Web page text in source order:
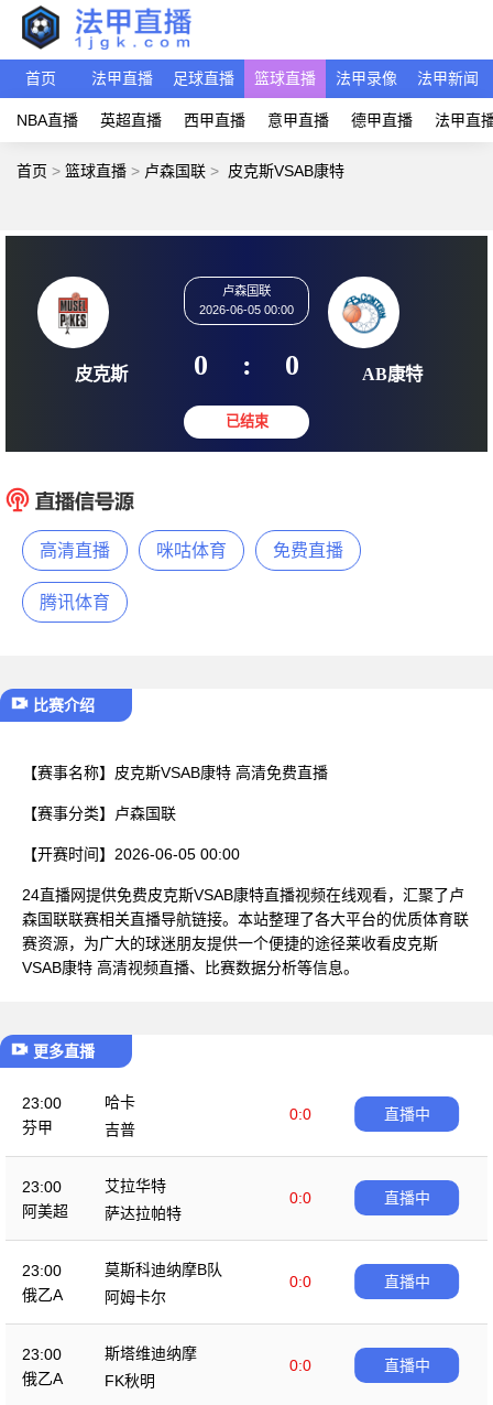
首页 法甲直播 足球直播 篮球直播 法甲录像 法甲新闻
NBA直播 英超直播 西甲直播 意甲直播 德甲直播 法甲直
首页 > 篮球直播 > 卢森国联 > 皮克斯VSAB康特
皮克斯
卢森国联
2026-06-05 00:00
0 : 0 AB
高清直播 咪咕体育 免费直播
腾讯体育
比赛介绍
【赛事名称】 皮克斯VSAB康特 高清免费直播
【赛事分类】 卢森国联
【开赛时间】 2026-06-05 00:00
24直播网提供免费皮克斯VSAB康特直播视频在线观看，汇聚了卢
森国联联赛相关直播导航链接。本站整理了各大平台的优质体育联
赛资源，为广大的球迷朋友提供一个便捷的途径莱收看皮克斯
VSAB康特 高清视频直播、比赛数据分析等信息。
更多直播
23:00
芬甲
哈卡
0:0
吉普
直播中
23:00
阿美超
艾拉华特
0:0
萨达拉帕特
直播中
23:00
俄乙A
莫斯科迪纳摩B队
0:0
阿姆卡尔
直播中
23:00
俄乙A
斯塔维迪纳摩
0:0
FK秋明
直播中